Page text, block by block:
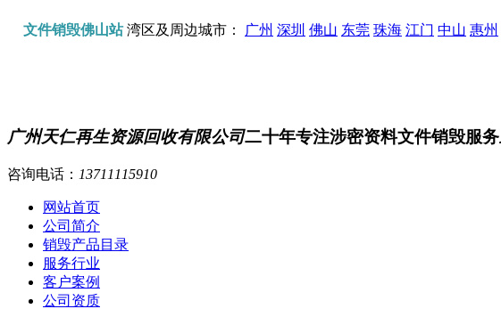
文件销毁佛山站湾区及周边城市： 广州 深圳 佛山 东莞 珠海 江门 中山 惠州
广州天仁再生资源回收有限公司二十年专注涉密资料文件销毁服务
咨询电话： 13711115910
网站首页
公司简介
销毁产品目录
服务行业
客户案例
公司资质